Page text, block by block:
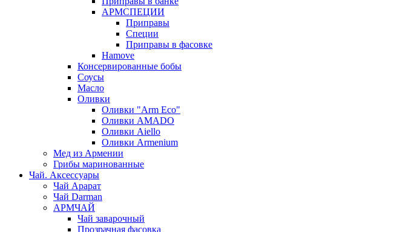
АРМСПЕЦИИ
Приправы
Специи
Приправы в фасовке
Hamove
Консервированные бобы
Соусы
Масло
Оливки
Оливки "Arm Eco"
Оливки AMADO
Оливки Aiello
Оливки Armenium
Мед из Армении
Грибы маринованные
Чай. Аксессуары
Чай Арарат
Чай Darman
АРМЧАЙ
Чай заварочный
Прозрачная фасовка